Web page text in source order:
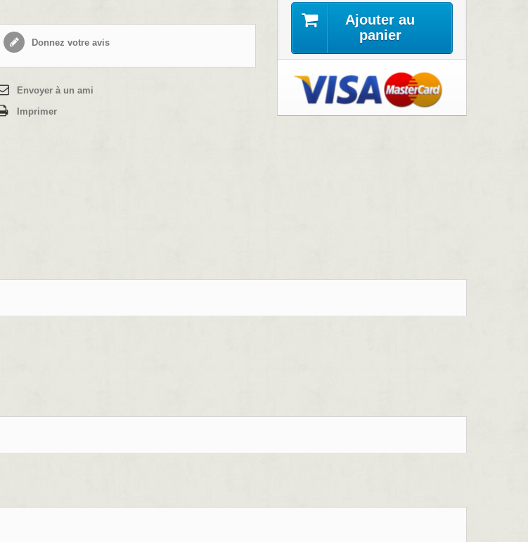
Donnez votre avis
Envoyer à un ami
Imprimer
Ajouter au
panier